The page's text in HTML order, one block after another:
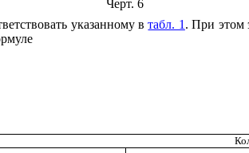
Черт. 6
указанному втабл. 1 . При этом